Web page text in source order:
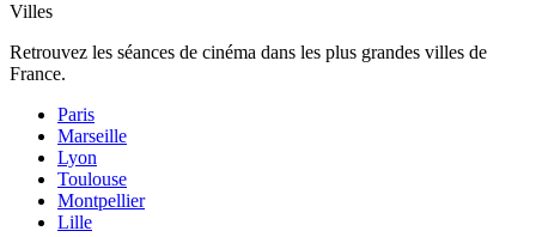
Villes
Retrouvez les séances de cinéma dans les plus grandes villes de
France.
Paris
Marseille
Lyon
Toulouse
Montpellier
Lille